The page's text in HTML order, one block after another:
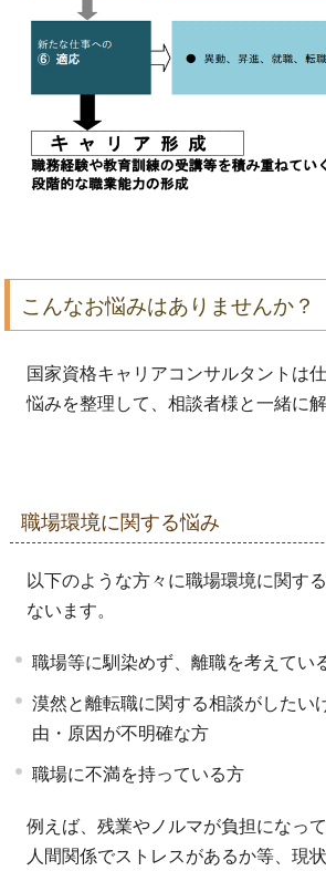
こんなお悩みはありませんか？
国家資格キャリアコンサルタントは
悩みを整理して、相談者様と一緒に解
職場環境に関する悩み
以下のような方々に職場環境に関す
ないます。
職場等に馴染めず、離職を考えてい
漠然と離転職に関する相談がしたい
由・原因が不明確な方
職場に不満を持っている方
例えば、残業やノルマが負担になっ
人間関係でストレスがあるか等、現